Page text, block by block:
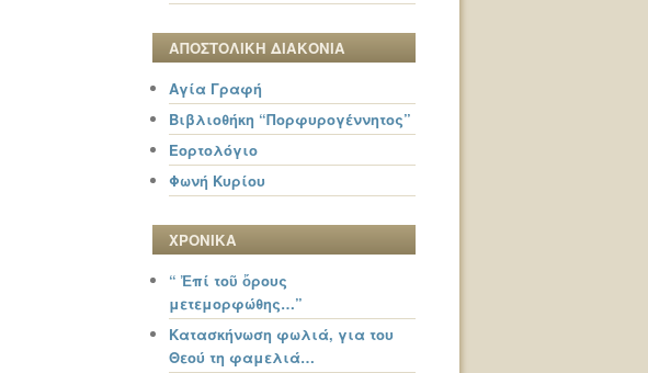
ΑΠΟΣΤΟΛΙΚΗ ΔΙΑΚΟΝΙΑ
Αγία Γραφή
Βιβλιοθήκη “Πορφυρογέννητος”
Εορτολόγιο
Φωνή Κυρίου
ΧΡΟΝΙΚΑ
“ Ἐπί τοῦ ὄρους
μετεμορφώθης…”
Κατασκήνωση φωλιά, για του
Θεού τη φαμελιά…